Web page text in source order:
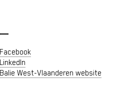
Facebook
LinkedIn
Balie West-Vlaanderen website